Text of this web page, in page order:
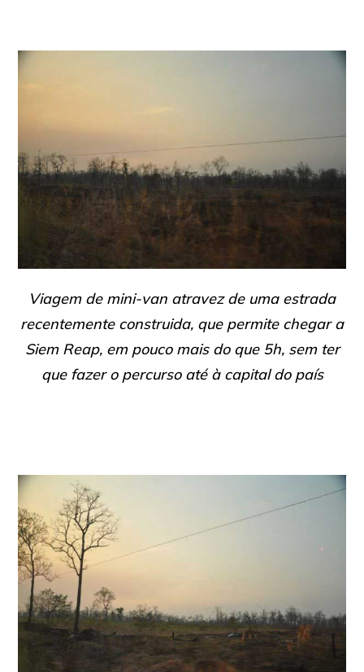
Viagem de mini-van atravez de uma estrada
recentemente construida, que permite chegar a
Siem Reap, em pouco mais do que 5h, sem ter
que fazer o percurso até à capital do país